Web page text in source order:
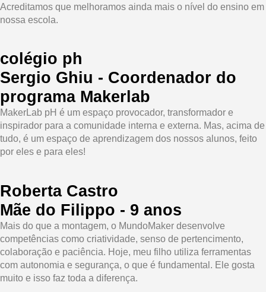
Acreditamos que melhoramos ainda mais o nível do ensino em
nossa escola.
colégio ph
Sergio Ghiu - Coordenador do
programa Makerlab
MakerLab pH é um espaço provocador, transformador e
inspirador para a comunidade interna e externa. Mas, acima de
tudo, é um espaço de aprendizagem dos nossos alunos, feito
por eles e para eles!
Roberta Castro
Mãe do Filippo - 9 anos
Mais do que a montagem, o MundoMaker desenvolve
competências como criatividade, senso de pertencimento,
colaboração e paciência. Hoje, meu filho utiliza ferramentas
com autonomia e segurança, o que é fundamental. Ele gosta
muito e isso faz toda a diferença.